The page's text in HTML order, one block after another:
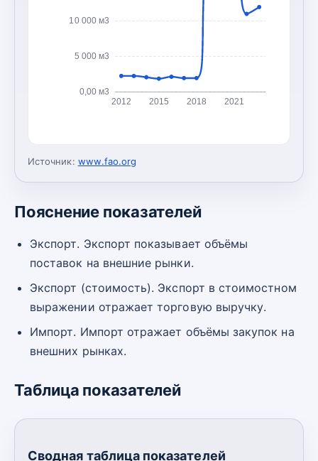
0,00 м3
5 000 м3
10 000 м3
2012 2015 2018 2021
Источник: www.fao.org
Пояснение показателей
Экспорт. Экспорт показывает объёмы
поставок на внешние рынки.
Экспорт (стоимость). Экспорт в стоимостном
выражении отражает торговую выручку.
Импорт. Импорт отражает объёмы закупок на
внешних рынках.
Таблица показателей
Сводная таблица показателей